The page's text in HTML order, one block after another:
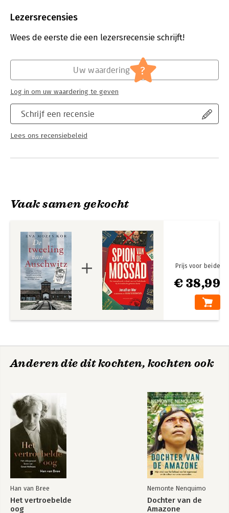
Uitgever:
Verschijningsdatum:
7-9-2021
Literatuur en romans
Lezersrecensies
Wees de eerste die een lezersrecensie schrijft!
Schrijf een recensie
Lees ons recensiebeleid
Uw waardering ?
Log in om uw waardering te geven
Vaak samen gekocht
€ 38,99
Prijs voor beide
Anderen die dit kochten, kochten ook
Han van Bree
Het vertroebelde
oog
Nemonte Nenquimo
Dochter van de
Amazone